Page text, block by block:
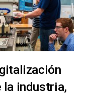
la industria,